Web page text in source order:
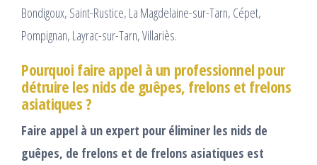
Bondigoux, Saint-Rustice, La Magdelaine-sur-Tarn, Cépet,
Pompignan, Layrac-sur-Tarn, Villariès.
Pourquoi faire appel à un professionnel pour
détruire les nids de guêpes, frelons et frelons
asiatiques ?
Faire appel à un expert pour éliminer les nids de
guêpes, de frelons et de frelons asiatiques est